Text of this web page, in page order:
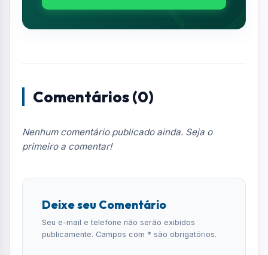
Comentários (0)
Nenhum comentário publicado ainda. Seja o
primeiro a comentar!
Deixe seu Comentário
Seu e-mail e telefone não serão exibidos
publicamente. Campos com * são obrigatórios.